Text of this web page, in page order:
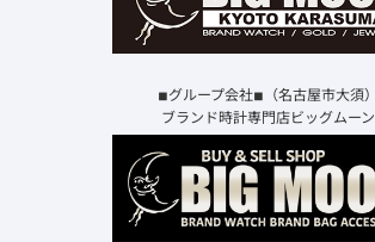
◾︎グループ会社◾︎（名古屋市大須）
ブランド時計専門店ビッグムーン